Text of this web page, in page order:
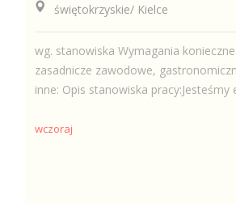
świętokrzyskie/ Kielce
wg. stanowiska Wymagania
zasadnicze zawodowe,
inne: Opis stanowiska pracy:Jesteśmy
wczoraj